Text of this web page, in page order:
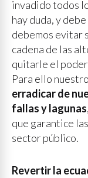
invadido todos
hay duda, y
debemos evitar
cadena de las
quitarle el
Para ello
erradicar de
fallas y lagunas
que garantice
sector público.
Revertir la